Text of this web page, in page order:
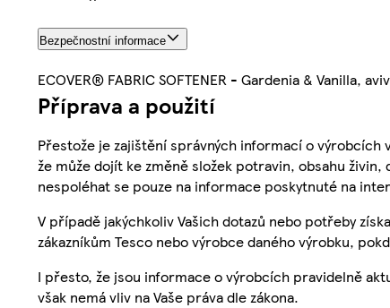
Bezpečnostní informace
ECOVER® FABRIC SOFTENER - Gardenia & Vanilla,
Příprava a použití
Přestože je zajištění správných informací o
že může dojít ke změně složek potravin, obsahu
nespoléhat se pouze na informace poskytnuté na
V případě jakýchkoliv Vašich dotazů nebo potřeby
zákazníkům Tesco nebo výrobce daného výrobku,
I přesto, že jsou informace o výrobcích pravidelně
však nemá vliv na Vaše práva dle zákona.